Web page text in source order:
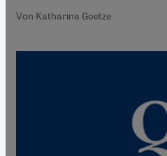
Von Katharina Goetze